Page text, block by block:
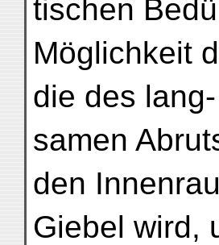
tischen
Möglichkeit
die des lang-
samen
den
Giebel wird,